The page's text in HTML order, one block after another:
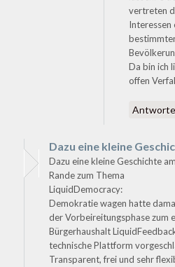
vertreten
Interessen
Da bin ich
offen
Dazu eine kleine
Dazu eine kleine Geschichte
Rande zum Thema
LiquidDemocracy:
Demokratie wagen hatte
der Vorbeireitungsphase zum
Bürgerhaushalt
technische Plattform
Transparent, frei und sehr